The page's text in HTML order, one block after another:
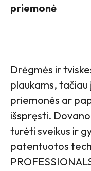
priemonė
Drėgmės ir
plaukams,
priemonės ar
išspręsti.
turėti sveikus ir
patentuotos